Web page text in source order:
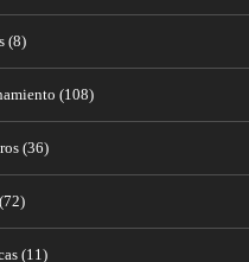
(8)
(108)
(36)
(72)
(11)